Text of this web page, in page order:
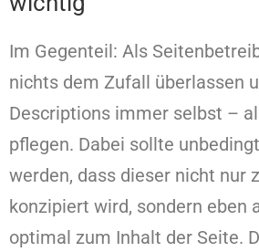
Im Gegenteil: Als
nichts dem Zufall überlassen
Descriptions immer selbst –
pflegen. Dabei sollte
werden, dass dieser nicht nur
konzipiert wird, sondern eben
optimal zum Inhalt der Seite.